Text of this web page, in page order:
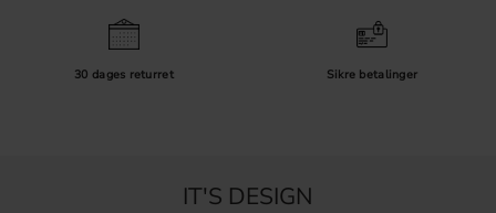
30 dages returret Sikre betalinger
IT'S DESIGN